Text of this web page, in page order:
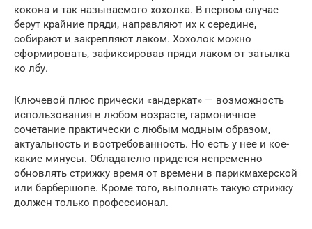
кокона и так называемого хохолка. В первом случае
берут крайние пряди, направляют их к середине,
собирают и закрепляют лаком. Хохолок можно
сформировать, зафиксировав пряди лаком от затылка
ко лбу.
Ключевой плюс прически «андеркат» — возможность
использования в любом возрасте, гармоничное
сочетание практически с любым модным образом,
актуальность и востребованность. Но есть у нее и кое-
какие минусы. Обладателю придется непременно
обновлять стрижку время от времени в парикмахерской
или барбершопе. Кроме того, выполнять такую стрижку
должен только профессионал.